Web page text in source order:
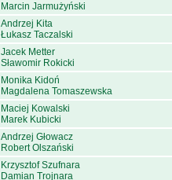
Marcin Jarmużyński
Andrzej Kita
Łukasz Taczalski
Jacek Metter
Sławomir Rokicki
Monika Kidoń
Magdalena Tomaszewska
Maciej Kowalski
Marek Kubicki
Andrzej Głowacz
Robert Olszański
Krzysztof Szufnara
Damian Trojnara